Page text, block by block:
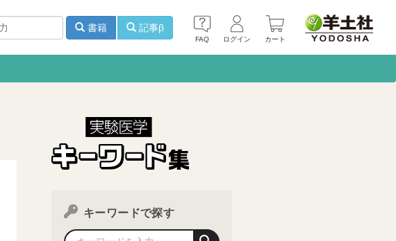
FAQ ログイン カート
書籍 記事β
キーワードで探す